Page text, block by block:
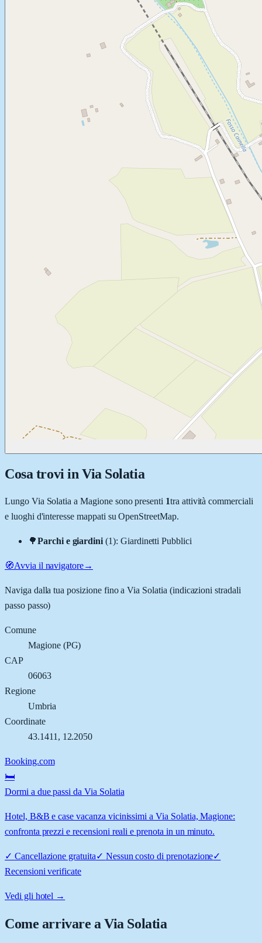
Cosa trovi in Via Solatia
Lungo Via Solatia aMagionesono presenti 1tra attività commerciali
e luoghi d'interesse mappati su OpenStreetMap.
🌳Parchi e giardini (1): Giardinetti Pubblici
🧭Avvia il navigatore→
Naviga dalla tua posizione fino aVia Solatia (indicazioni stradali
passo passo)
Comune
Magione(PG)
CAP
06063
Regione
Umbria
Coordinate
43.1411 , 12.2050
Booking.com
🛏️
Dormi a due passi da Via Solatia
Hotel, B&B e case vacanza vicinissimi a Via Solatia, Magione:
confronta prezzi e recensioni reali e prenota in un minuto.
✓ Cancellazione gratuita✓ Nessun costo di prenotazione✓
Recensioni verificate
Vedi gli hotel →
Come arrivare aVia Solatia